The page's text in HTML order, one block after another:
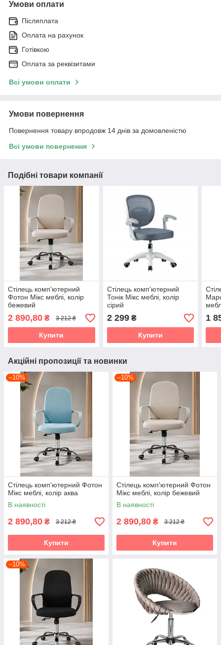
Умови оплати
Післяплата
Оплата на рахунок
Готівкою
Оплата за реквізитами
Всі умови оплати
Умови повернення
Повернення товару впродовж 14 днів за домовленістю
Всі умови повернення
Подібні товари компанії
Стілець комп'ютерний
Фотон Мікс меблі, колір
бежевий
2 890,80 ₴ 3 212 ₴
Купити
Стілець комп'ютерний
Тонік Мікс меблі, колір
сірий
2 299₴
Купити
1
Акційні пропозиції та новинки
–10%
Стілець комп'ютерний Фотон
Мікс меблі, колір аква
В наявності
2 890,80 ₴ 3 212 ₴
Купити
–10%
Стілець комп'ютерний Фотон
Мікс меблі, колір бежевий
В наявності
2 890,80 ₴ 3 212 ₴
Купити
–10%